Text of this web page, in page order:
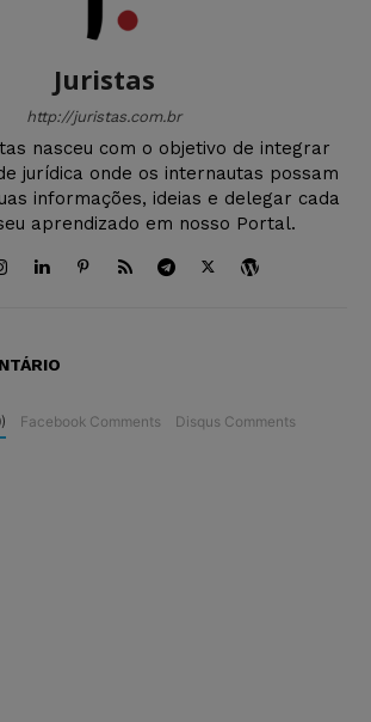
Juristas
http://juristas.com.br
nasceu com o objetivo de integrar
jurídica onde os internautas possam
informações, ideias e delegar cada
aprendizado em nosso Portal.
Facebook Comments Disqus Comments